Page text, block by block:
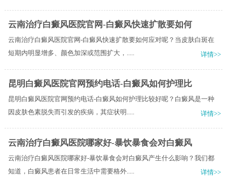
云南治疗白癜风医院官网-白癜风快速扩散要如何
云南治疗白癜风医院官网-白癜风快速扩散要如何应对呢？当皮肤白斑在
短期内明显增多、颜色加深或范围扩大，.....
详情>>
昆明白癜风医院官网预约电话-白癜风如何护理比
昆明白癜风医院官网预约电话-白癜风如何护理比较好呢？白癜风是一种
因皮肤色素脱失而引发的疾病，其症状明.....
详情>>
云南治疗白癜风医院哪家好-暴饮暴食会对白癜风
云南治疗白癜风医院哪家好-暴饮暴食会对白癜风产生什么影响？我们都
知道，白癜风患者在日常生活中需要格外.....
详情>>